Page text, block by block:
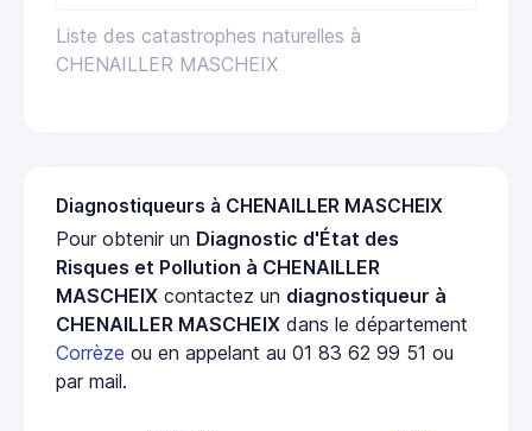
Liste des catastrophes naturelles à
CHENAILLER MASCHEIX
Diagnostiqueurs à CHENAILLER MASCHEIX
Pour obtenir un Diagnostic d'État des
Risques et Pollution à CHENAILLER
MASCHEIX contactez un diagnostiqueur à
CHENAILLER MASCHEIX dans le département
Corrèze ou en appelant au 01 83 62 99 51 ou
par mail.